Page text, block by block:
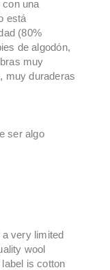
una
está
(80%
de algodón,
muy
muy duraderas
ser algo
very limited
wool
label is cotton